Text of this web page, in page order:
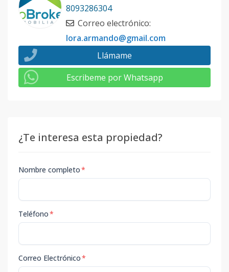
8093286304
Correo electrónico:
lora.armando@gmail.com
Llámame
Escribeme por Whatsapp
¿Te interesa esta propiedad?
Nombre completo*
Teléfono*
Correo Electrónico*